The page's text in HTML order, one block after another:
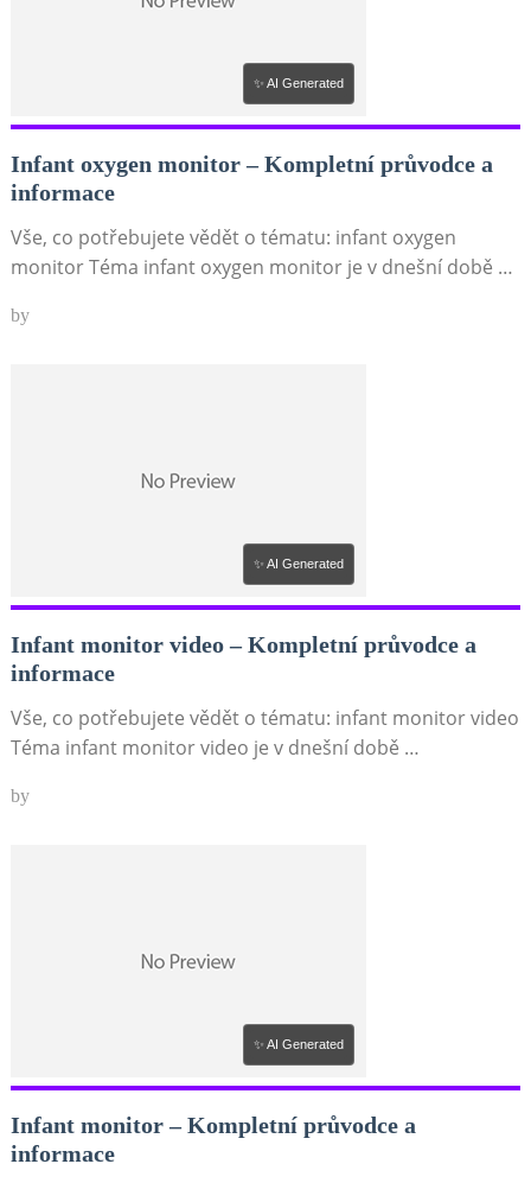
✨ AI Generated
Infant oxygen monitor – Kompletní průvodce a
informace
Vše, co potřebujete vědět o tématu: infant oxygen
monitor Téma infant oxygen monitor je v dnešní době …
by
✨ AI Generated
Infant monitor video – Kompletní průvodce a
informace
Vše, co potřebujete vědět o tématu: infant monitor video
Téma infant monitor video je v dnešní době …
by
✨ AI Generated
Infant monitor – Kompletní průvodce a
informace